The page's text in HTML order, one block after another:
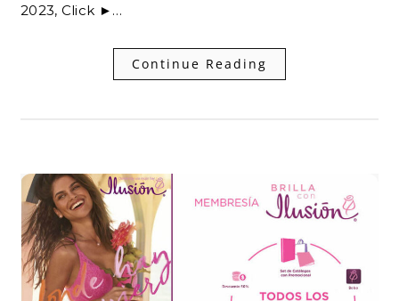
2023, Click ►…
Continue Reading